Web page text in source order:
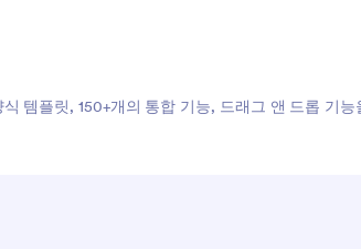
플릿, 150+개의 통합 기능, 드래그 앤 드롭 기